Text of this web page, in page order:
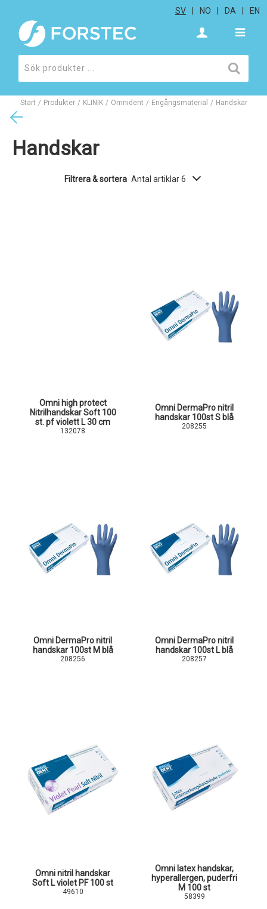
SV NO DA EN
Start / Produkter / KLINIK / Omnident / Engångsmaterial / Handskar
Handskar
Filtrera & sortera Antal artiklar 6
Omni high protect
Nitrilhandskar Soft 100
st. pf violett L 30 cm
132078
Omni DermaPro nitril
handskar 100st S blå
208255
Omni DermaPro nitril
handskar 100st M blå
208256
Omni DermaPro nitril
handskar 100st L blå
208257
Omni nitril handskar
Soft L violet PF 100 st
49610
Omni latex handskar,
hyperallergen, puderfri
M 100 st
58399